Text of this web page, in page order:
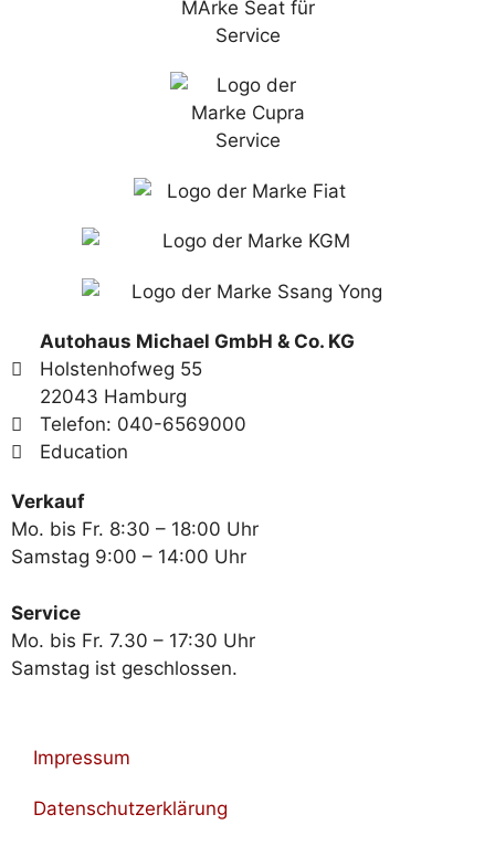
Autohaus Michael GmbH & Co. KG
Holstenhofweg 55
22043 Hamburg
Telefon: 040-6569000
Education
Verkauf
Mo. bis Fr. 8:30 – 18:00 Uhr
Samstag 9:00 – 14:00 Uhr
Service
Mo. bis Fr. 7.30 – 17:30 Uhr
Samstag ist geschlossen.
Impressum
Datenschutzerklärung